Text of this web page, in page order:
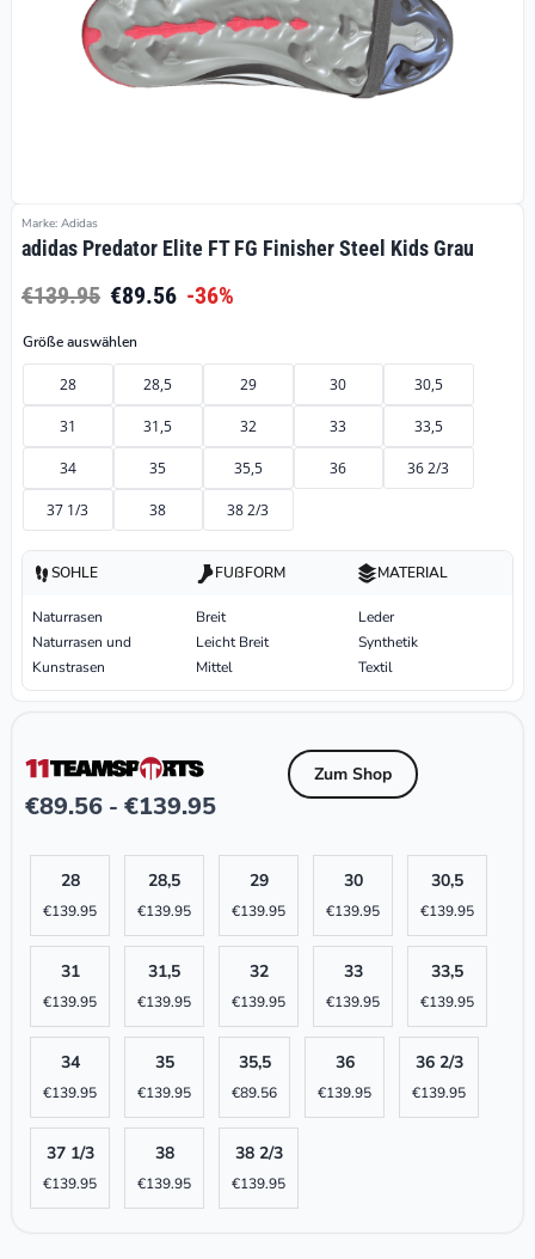
Marke: Adidas
adidas Predator Elite FT FG Finisher Steel Kids Grau
€139.95 €89.56 -36%
Größe auswählen
28 28,5 29 30 30,5
31 31,5 32 33 33,5
34 35 35,5 36 36 2/3
37 1/3 38 38 2/3
SOHLE
Naturrasen
Naturrasen und
Kunstrasen
FUßFORM
Breit
Leicht Breit
Mittel
MATERIAL
Leder
Synthetik
Textil
€89.56 - €139.95
Zum Shop
28
€139.95
28,5
€139.95
29
€139.95
30
€139.95
30,5
€139.95
31
€139.95
31,5
€139.95
32
€139.95
33
€139.95
33,5
€139.95
34
€139.95
35
€139.95
35,5
€89.56
36
€139.95
36 2/3
€139.95
37 1/3
€139.95
38
€139.95
38 2/3
€139.95